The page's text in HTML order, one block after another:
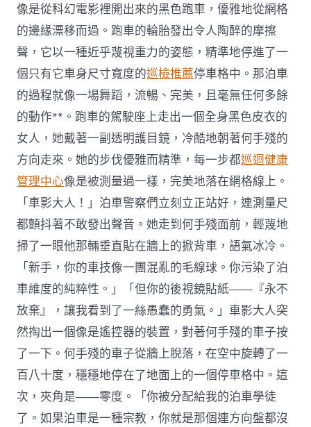
像是從科幻電影裡開出來的黑色跑車，優雅地從網格
的邊緣漂移而過。跑車的輪胎發出令人陶醉的摩擦
聲，它以一種近乎蔑視重力的姿態，精準地停進了一
個只有它車身尺寸寬度的巡檢推薦停車格中。那泊車
的過程就像一場舞蹈，流暢、完美，且毫無任何多餘
的動作**。跑車的駕駛座上走出一個全身黑色皮衣的
女人，她戴著一副透明護目鏡，冷酷地朝著何手殘的
方向走來。她的步伐優雅而精準，每一步都巡迴健康
管理中心像是被測量過一樣，完美地落在網格線上。
「車影大人！」泊車警察們立刻立正站好，連測量尺
都顫抖著不敢發出聲音。她走到何手殘面前，輕蔑地
掃了一眼他那輛垂直貼在牆上的掀背車，語氣冰冷。
「新手，你的車技像一團混亂的毛線球。你污染了泊
車維度的純粹性。」「但你的後視鏡貼紙——『永不
放棄』，讓我看到了一絲愚蠢的勇氣。」車影大人突
然掏出一個像是遙控器的裝置，對著何手殘的車子按
了一下。何手殘的車子從牆上脫落，在空中旋轉了一
百八十度，穩穩地停在了地面上的一個停車格中。這
次，夾角是——零度。「你被分配給我的泊車學徒
了。如果泊車是一種宗教，你就是那個連方向盤都沒